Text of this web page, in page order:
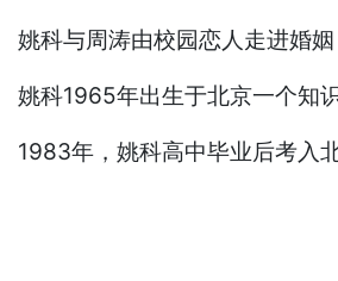
姚科与周涛由校园恋人走进婚
姚科1965年出生于北京一个知
1983年，姚科高中毕业后考入